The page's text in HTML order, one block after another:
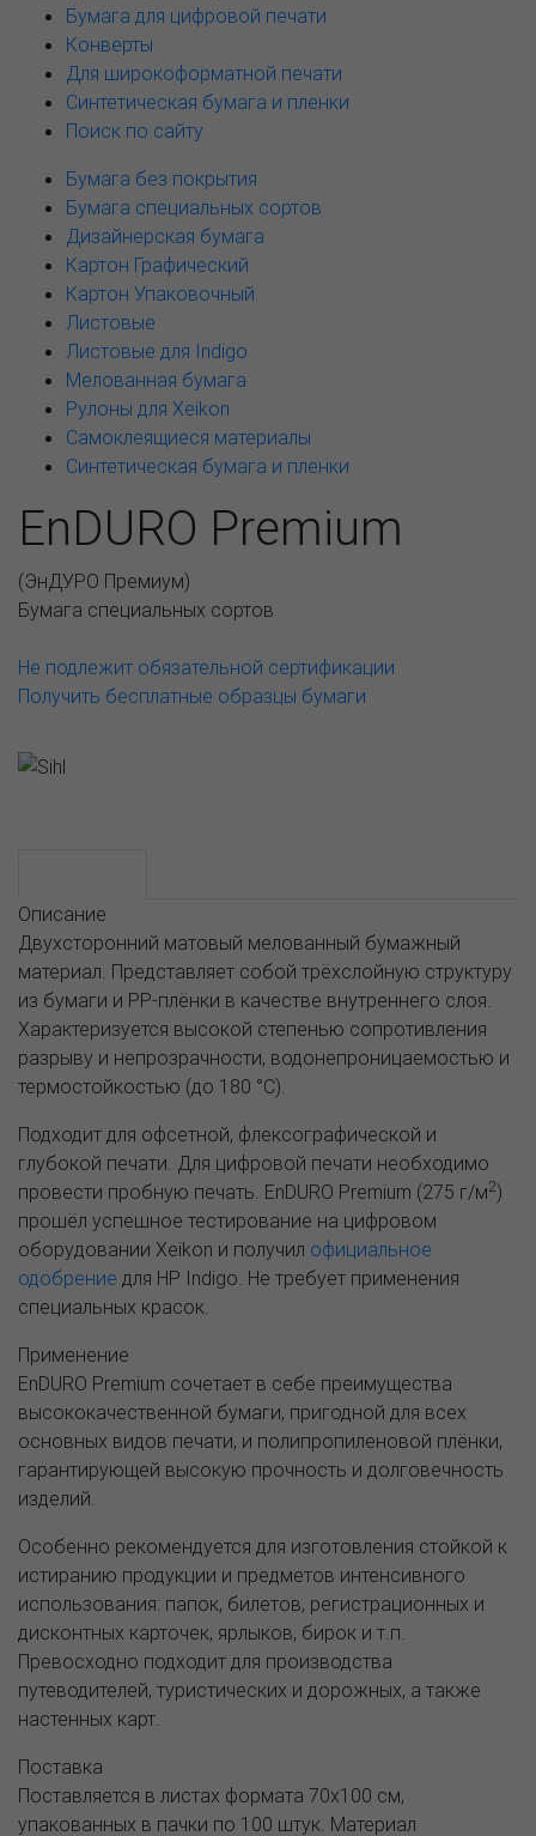
Бумага для цифровой печати
Конверты
Для широкоформатной печати
Синтетическая бумага и пленки
Поиск по сайту
Бумага без покрытия
Бумага специальных сортов
Дизайнерская бумага
Картон Графический
Картон Упаковочный
Листовые
Листовые для Indigo
Мелованная бумага
Рулоны для Xeikon
Самоклеящиеся материалы
Синтетическая бумага и пленки
EnDURO Premium
(ЭнДУРО Премиум)
Бумага специальных сортов
Не подлежит обязательной сертификации
Получить бесплатные образцы бумаги
Описание
Двухсторонний матовый мелованный бумажный
материал. Представляет собой трёхслойную структуру
из бумаги и PP-плёнки в качестве внутреннего слоя.
Характеризуется высокой степенью сопротивления
разрыву и непрозрачности, водонепроницаемостью и
термостойкостью (до 180 °C).
Подходит для офсетной, флексографической и
глубокой печати. Для цифровой печати необходимо
провести пробную печать. EnDURO Premium (275 г/м2)
прошёл успешное тестирование на цифровом
оборудовании Xeikon и получил официальное
одобрение для HP Indigo. Не требует применения
специальных красок.
Применение
EnDURO Premium сочетает в себе преимущества
высококачественной бумаги, пригодной для всех
основных видов печати, и полипропиленовой плёнки,
гарантирующей высокую прочность и долговечность
изделий.
Особенно рекомендуется для изготовления стойкой к
истиранию продукции и предметов интенсивного
использования: папок, билетов, регистрационных и
дисконтных карточек, ярлыков, бирок и т.п.
Превосходно подходит для производства
путеводителей, туристических и дорожных, а также
настенных карт.
Поставка
Поставляется в листах формата 70х100 см,
упакованных в пачки по 100 штук. Материал